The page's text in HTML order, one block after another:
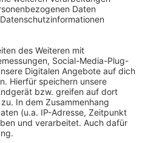
*
*
Pinsel
* (Gibt es auch in süßer
klicken! *)
lieber rot oder sogar
sind hier keine
Schritt-für-Schritt